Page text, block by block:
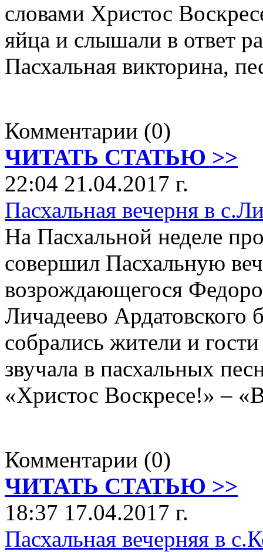
словами Христос
яйца и слышали в ответ
Пасхальная викторина,
Комментарии (0)
ЧИТАТЬ СТАТЬЮ >>
22:04 21.04.2017 г.
Пасхальная вечерня в
На Пасхальной неделе
совершил Пасхальную
возрождающегося
Личадеево Ардатовского
собрались жители и
звучала в пасхальных
«Христос Воскресе!» –
Комментарии (0)
ЧИТАТЬ СТАТЬЮ >>
18:37 17.04.2017 г.
Пасхальная вечерняя в